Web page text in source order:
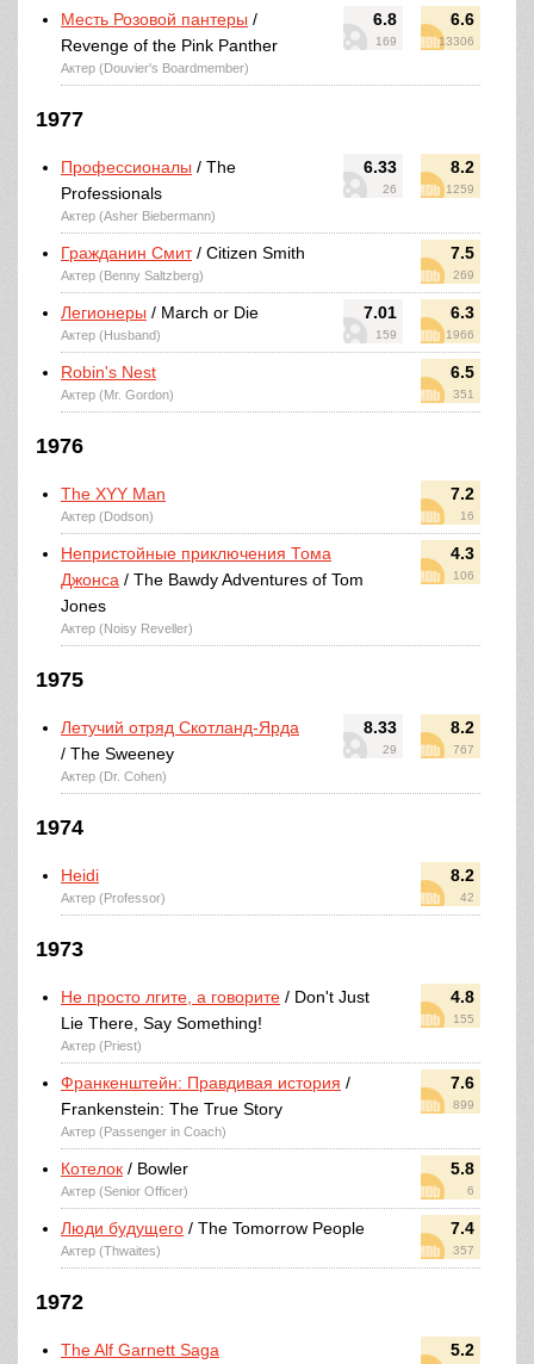
6.8
169
6.6
13306
Месть Розовой пантеры /
Revenge of the Pink Panther
Актер (Douvier's Boardmember)
1977
6.33
26
8.2
1259
Профессионалы / The
Professionals
Актер (Asher Biebermann)
7.5
269
Гражданин Смит/ Citizen Smith
Актер (Benny Saltzberg)
7.01
159
6.3
1966
Легионеры / March or Die
Актер (Husband)
6.5
351
Robin's Nest
Актер (Mr. Gordon)
1976
7.2
16
The XYY Man
Актер (Dodson)
4.3
106
Непристойные приключения Тома
Джонса / The Bawdy Adventures of Tom
Jones
Актер (Noisy Reveller)
1975
8.33
29
8.2
767
Летучий отряд Скотланд-Ярда
/ The Sweeney
Актер (Dr. Cohen)
1974
8.2
42
Heidi
Актер (Professor)
1973
4.8
155
Не просто лгите, а говорите / Don't Just
Lie There, Say Something!
Актер (Priest)
7.6
899
Франкенштейн: Правдивая история /
Frankenstein: The True Story
Актер (Passenger in Coach)
5.8
6
Котелок / Bowler
Актер (Senior Officer)
7.4
357
Люди будущего / The Tomorrow People
Актер (Thwaites)
1972
5.2
The Alf Garnett Saga